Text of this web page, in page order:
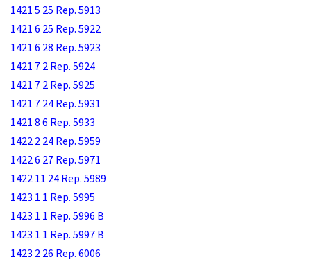
1421 5 25 Rep. 5913
1421 6 25 Rep. 5922
1421 6 28 Rep. 5923
1421 7 2 Rep. 5924
1421 7 2 Rep. 5925
1421 7 24 Rep. 5931
1421 8 6 Rep. 5933
1422 2 24 Rep. 5959
1422 6 27 Rep. 5971
1422 11 24 Rep. 5989
1423 1 1 Rep. 5995
1423 1 1 Rep. 5996 B
1423 1 1 Rep. 5997 B
1423 2 26 Rep. 6006